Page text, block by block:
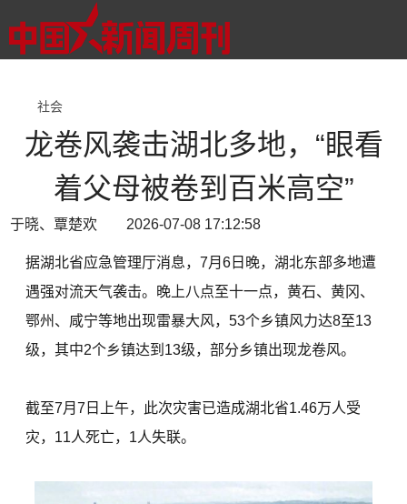
社会
龙卷风袭击湖北多地，“眼看
着父母被卷到百米高空”
于晓、覃楚欢 2026-07-08 17:12:58
据湖北省应急管理厅消息，7月6日晚，湖北东部多地遭
遇强对流天气袭击。晚上八点至十一点，黄石、黄冈、
鄂州、咸宁等地出现雷暴大风，53个乡镇风力达8至13
级，其中2个乡镇达到13级，部分乡镇出现龙卷风。
截至7月7日上午，此次灾害已造成湖北省1.46万人受
灾，11人死亡，1人失联。